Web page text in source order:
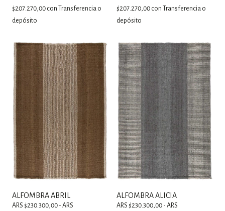
$207.270,00 con
Transferencia o
depósito
$207.270,00 con
Transferencia o
depósito
ALFOMBRA ABRIL
ARS $230.300,00 - ARS
ALFOMBRA ALICIA
ARS $230.300,00 - ARS